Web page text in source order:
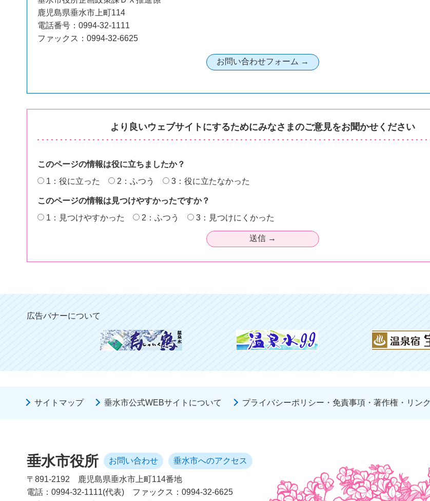
鹿児島県垂水市上町114
電話番号：0994-32-1111
ファックス：0994-32-6625
より良いウェブサイトにするためにみなさまのご意見をお聞かせください
このページの情報は役に立ちましたか？
1：役に立った
2：ふつう 3：役に立たなかった
このページの情報は見つけやすかったですか？
1：見つけやすかった
2：ふつう 3：見つけにくかった
広告バナーについて
サイトマップ 垂水市公式WEBサイトについて プライバシーポリシー・免責事項・著作権・リンク
垂水市役所 お問い合わせ 垂水市へのアクセス
〒891-2192
鹿児島県垂水市上町114番地
電話：0994-32-1111(代表)
ファックス：0994-32-6625